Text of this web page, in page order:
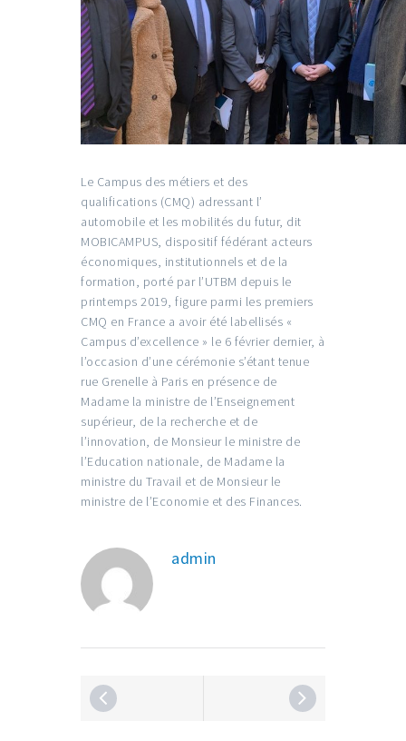
Le Campus des métiers et des
qualifications (CMQ) adressant l’
automobile et les mobilités du futur, dit
MOBICAMPUS, dispositif fédérant acteurs
économiques, institutionnels et de la
formation, porté par l’UTBM depuis le
printemps 2019, figure parmi les premiers
CMQ en France a avoir été labellisés «
Campus d’excellence » le 6 février dernier, à
l’occasion d’une cérémonie s’étant tenue
rue Grenelle à Paris en présence de
Madame la ministre de l’Enseignement
supérieur, de la recherche et de
l’innovation, de Monsieur le ministre de
l’Education nationale, de Madame la
ministre du Travail et de Monsieur le
ministre de l’Economie et des Finances.
admin